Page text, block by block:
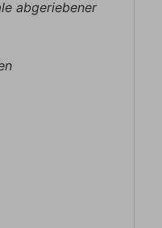
abgeriebener